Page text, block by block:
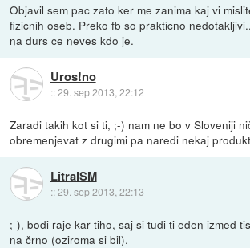
Objavil sem pac zato ker me zanima kaj vi
fizicnih oseb. Preko fb so prakticno
na durs ce neves kdo je.
Uros!no
::29. sep 2013, 22:12
Zaradi takih kot si ti, ;-) nam ne bo v Sloveniji
obremenjevat z drugimi pa naredi nekaj
LitralSM
::29. sep 2013, 22:13
;-), bodi raje kar tiho, saj si tudi ti eden izmed
na črno (oziroma si bil).